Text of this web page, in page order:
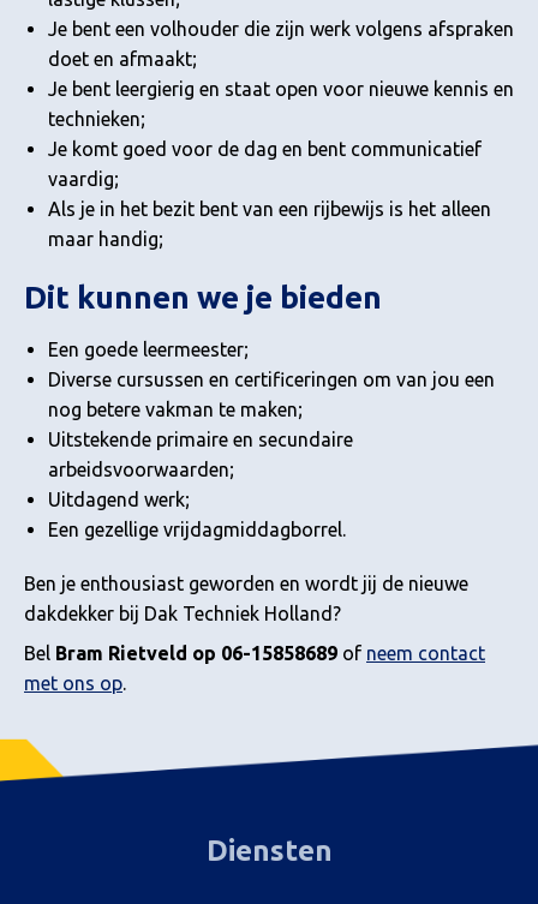
Je bent een volhouder die zijn werk volgens afspraken
doet en afmaakt;
Je bent leergierig en staat open voor nieuwe kennis en
technieken;
Je komt goed voor de dag en bent communicatief
vaardig;
Als je in het bezit bent van een rijbewijs is het alleen
maar handig;
Dit kunnen we je bieden
Een goede leermeester;
Diverse cursussen en certificeringen om van jou een
nog betere vakman te maken;
Uitstekende primaire en secundaire
arbeidsvoorwaarden;
Uitdagend werk;
Een gezellige vrijdagmiddagborrel.
Ben je enthousiast geworden en wordt jij de nieuwe
dakdekker bij Dak Techniek Holland?
Bel Bram Rietveld op 06-15858689 of neem contact
met ons op.
Diensten